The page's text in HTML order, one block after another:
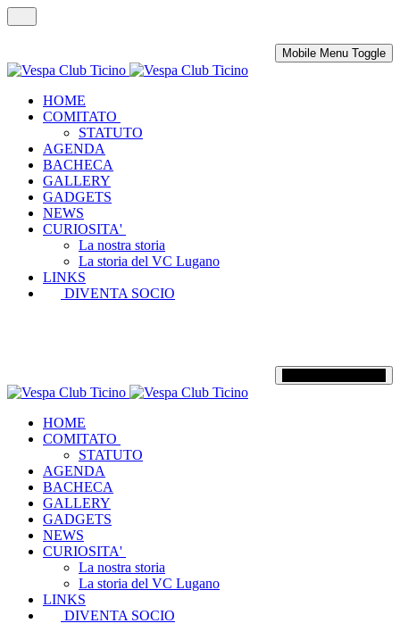
Mobile Menu Toggle
HOME
COMITATO
STATUTO
AGENDA
BACHECA
GALLERY
GADGETS
NEWS
CURIOSITA'
La nostra storia
La storia del VC Lugano
LINKS
DIVENTA SOCIO
HOME
COMITATO
STATUTO
AGENDA
BACHECA
GALLERY
GADGETS
NEWS
CURIOSITA'
La nostra storia
La storia del VC Lugano
LINKS
DIVENTA SOCIO